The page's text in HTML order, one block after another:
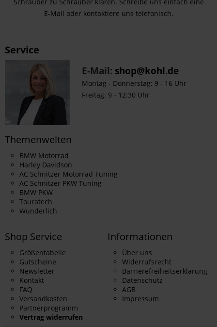
E-Mail oder kontaktiere uns telefonisch.
Service
E-Mail: shop@kohl.de
Montag - Donnerstag: 9 - 16 Uhr
Freitag: 9 - 12:30 Uhr
Themenwelten
BMW Motorrad
Harley Davidson
AC Schnitzer Motorrad Tuning
AC Schnitzer PKW Tuning
BMW PKW
Touratech
Wunderlich
Shop Service
Größentabelle
Gutscheine
Newsletter
Kontakt
FAQ
Versandkosten
Partnerprogramm
Vertrag widerrufen
Informationen
Über uns
Widerrufsrecht
Barrierefreiheitserklärung
Datenschutz
AGB
Impressum